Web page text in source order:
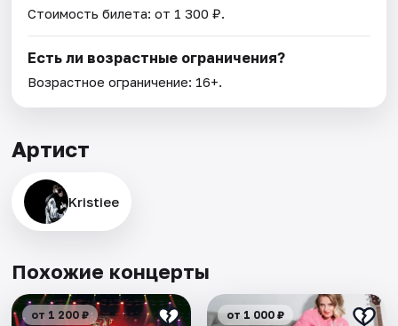
Стоимость билета: от 1 300 ₽.
Есть ли возрастные ограничения?
Возрастное ограничение: 16+.
Артист
Kristiee
Похожие концерты
от 1 200 ₽ от 1 000 ₽